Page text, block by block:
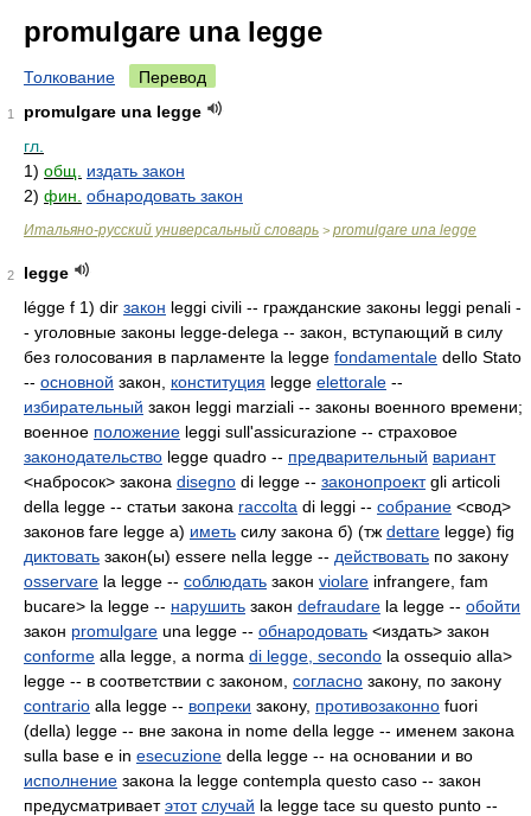
promulgare una legge
Толкование Перевод
1
promulgare una legge
гл.
1) общ.
издать закон
2) фин. обнародовать закон
Итальяно-русский универсальный словарь > promulgare una legge
2
legge
légge f 1) dir закон leggi civili -- гражданские законы leggi penali -
- уголовные законы legge-delega -- закон, вступающий в силу
без голосования в парламенте la legge fondamentale dello Stato
-- основной закон, конституция legge elettorale --
избирательный закон leggi marziali -- законы военного времени;
военное положение leggi sull'assicurazione -- страховое
законодательство legge quadro -- предварительный вариант
<набросок> закона disegno di legge -- законопроектgli articoli
della legge -- статьи закона raccolta di leggi -- собрание <свод>
законов fare legge а) иметь силу закона б) (тж dettare legge) fig
диктовать закон(ы) essere nella legge -- действовать по закону
osservare la legge -- соблюдать закон violare infrangere, fam
bucare> la legge -- нарушить закон defraudare la legge -- обойти
закон promulgare una legge -- обнародовать <издать> закон
conforme alla legge, a norma di legge, secondo la ossequio alla>
legge -- в соответствии с законом, согласно закону, по закону
contrario alla legge -- вопреки закону, противозаконно fuori
(della) legge -- вне закона in nome della legge -- именем закона
sulla base e in esecuzione della legge -- на основании и во
исполнение закона la legge contempla questo caso -- закон
предусматриваетэтот случай la legge tace su questo punto --